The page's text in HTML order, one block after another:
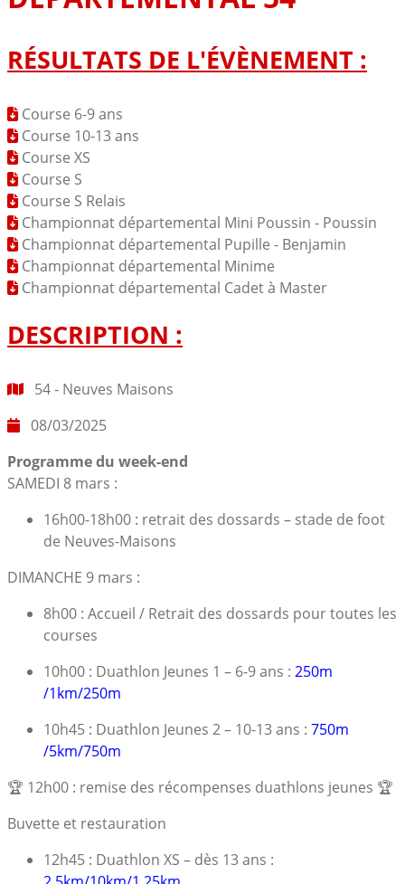
RÉSULTATS DE L'ÉVÈNEMENT :
Course 6-9 ans
Course 10-13 ans
Course XS
Course S
Course S Relais
Championnat départemental Mini Poussin - Poussin
Championnat départemental Pupille - Benjamin
Championnat départemental Minime
Championnat départemental Cadet à Master
DESCRIPTION :
54 - Neuves Maisons
08/03/2025
Programme du week-end
SAMEDI 8 mars :
16h00-18h00 : retrait des dossards – stade de foot
de Neuves-Maisons
DIMANCHE 9 mars :
8h00 : Accueil / Retrait des dossards pour toutes les
courses
10h00 : Duathlon Jeunes 1 – 6-9 ans : 250m
/1km/250m
10h45 : Duathlon Jeunes 2 – 10-13 ans : 750m
/5km/750m
🏆 12h00 : remise des récompenses duathlons jeunes 🏆
Buvette et restauration
12h45 : Duathlon XS – dès 13 ans :